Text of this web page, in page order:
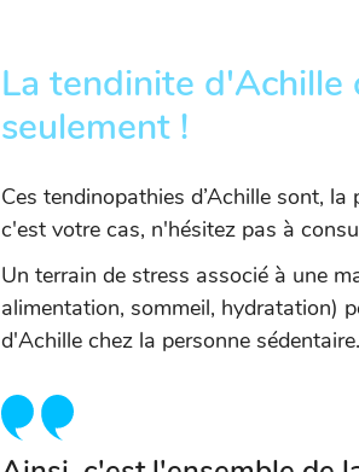
La tendinite d'Achille
seulement !
Ces tendinopathies d’Achille sont,
c'est votre cas, n'hésitez pas à
Un terrain de stress associé à une
alimentation, sommeil, hydratation)
d'Achille chez la personne sédentaire.